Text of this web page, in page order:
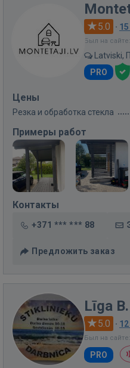
5.0 ·
Был на
Latviski,
PRO
Цены
Резка и обработка стекла
Примеры работ
Контакты
+371 *** *** 88
Предложить заказ
Līga B.
5.0 ·
Был на
PRO